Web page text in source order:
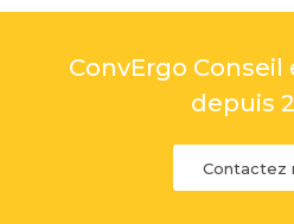
ConvErgo
depuis
Contactez